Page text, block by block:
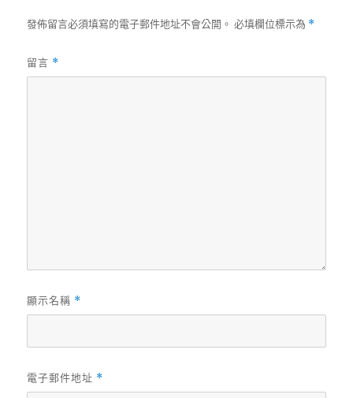
發佈留言必須填寫的電子郵件地址不會公開。 必填欄位標示為 *
留言 *
顯示名稱 *
電子郵件地址 *